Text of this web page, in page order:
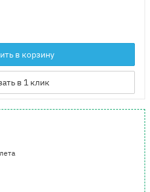
в корзину
в 1 клик